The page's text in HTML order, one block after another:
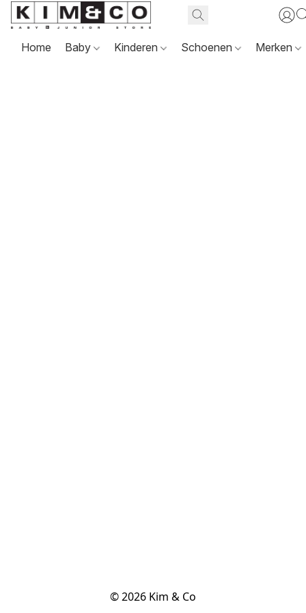
Home Baby Kinderen Schoenen Merken
© 2026 Kim & Co